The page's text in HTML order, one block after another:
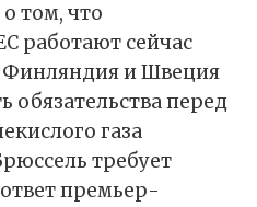
том, что
работают сейчас
Финляндия и Швеция
обязательства перед
газа
требует
премьер-